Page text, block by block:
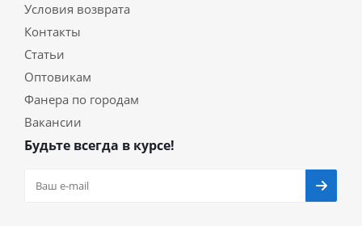
Условия возврата
Контакты
Статьи
Оптовикам
Фанера по городам
Вакансии
Будьте всегда в курсе!